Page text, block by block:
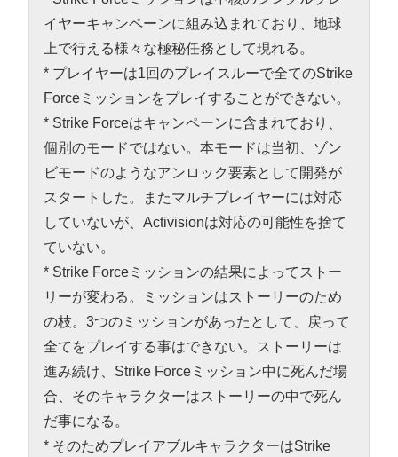
イヤーキャンペーンに組み込まれており、地球
上で行える様々な極秘任務として現れる。
* プレイヤーは1回のプレイスルーで全てのStrike
Forceミッションをプレイすることができない。
* Strike Forceはキャンペーンに含まれており、
個別のモードではない。本モードは当初、ゾン
ビモードのようなアンロック要素として開発が
スタートした。またマルチプレイヤーには対応
していないが、Activisionは対応の可能性を捨て
ていない。
* Strike Forceミッションの結果によってストー
リーが変わる。ミッションはストーリーのため
の枝。3つのミッションがあったとして、戻って
全てをプレイする事はできない。ストーリーは
進み続け、Strike Forceミッション中に死んだ場
合、そのキャラクターはストーリーの中で死ん
だ事になる。
* そのためプレイアブルキャラクターはStrike